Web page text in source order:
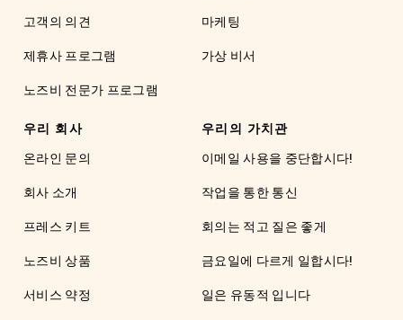
고객의 의견
제휴사 프로그램
노즈비 전문가 프로그램
마케팅
가상 비서
우리 회사
온라인 문의
회사 소개
프레스 키트
노즈비 상품
서비스 약정
우리의 가치관
이메일 사용을 중단합시다!
작업을 통한 통신
회의는 적고 질은 좋게
금요일에 다르게 일합시다!
일은 유동적 입니다